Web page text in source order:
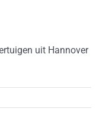
uit Hannover